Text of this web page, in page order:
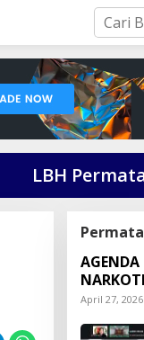
LBH
AGENDA
Dikson
April 27, 2026